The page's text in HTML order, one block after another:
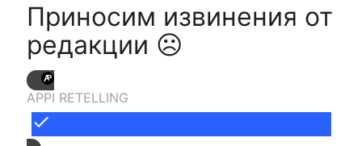
Приносим извинения от
редакции ☹
APPI RETELLING
done